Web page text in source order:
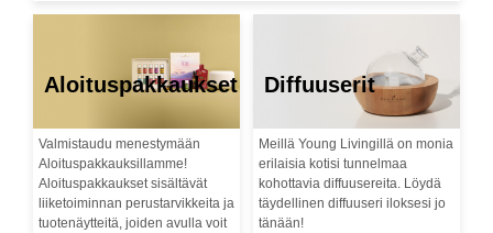
Aloituspakkaukset
Valmistaudu menestymään
Aloituspakkauksillamme!
Aloituspakkaukset sisältävät
liiketoiminnan perustarvikkeita ja
tuotenäytteitä, joiden avulla voit
Diffuuserit
Meillä Young Livingillä on monia
erilaisia kotisi tunnelmaa
kohottavia diffuusereita. Löydä
täydellinen diffuuseri iloksesi jo
tänään!